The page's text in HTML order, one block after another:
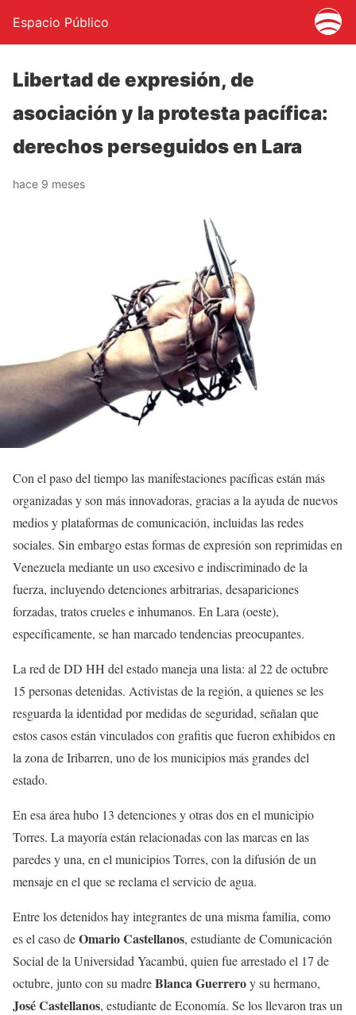
Espacio Público
Libertad de expresión, de
asociación y la protesta pacífica:
derechos perseguidos en Lara
hace 9 meses
Con el paso del tiempo las manifestaciones pacíficas están más
organizadas y son más innovadoras, gracias a la ayuda de nuevos
medios y plataformas de comunicación, incluidas las redes
sociales. Sin embargo estas formas de expresión son reprimidas en
Venezuela mediante un uso excesivo e indiscriminado de la
fuerza, incluyendo detenciones arbitrarias, desapariciones
forzadas, tratos crueles e inhumanos. En Lara (oeste),
específicamente, se han marcado tendencias preocupantes.
La red de DD HH del estado maneja una lista: al 22 de octubre
15 personas detenidas. Activistas de la región, a quienes se les
resguarda la identidad por medidas de seguridad, señalan que
estos casos están vinculados con grafitis que fueron exhibidos en
la zona de Iribarren, uno de los municipios más grandes del
estado.
En esa área hubo 13 detenciones y otras dos en el municipio
Torres. La mayoría están relacionadas con las marcas en las
paredes y una, en el municipios Torres, con la difusión de un
mensaje en el que se reclama el servicio de agua.
Entre los detenidos hay integrantes de una misma familia, como
es el caso deOmario Castellanos, estudiante de Comunicación
Social de la Universidad Yacambú, quien fue arrestado el 17 de
octubre, junto con su madreBlanca Guerreroy su hermano,
José Castellanos, estudiante de Economía. Se los llevaron tras un